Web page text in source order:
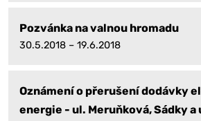
Pozvánka na valnou hromadu
30.5.2018 – 19.6.2018
Oznámení o přerušení dodávky
energie - ul. Meruňková, Sádky a